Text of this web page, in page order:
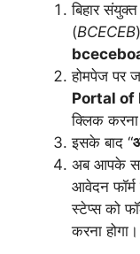
बिहार संयुक्त
(BCECEB
होमपेज पर
Portal of
क्लिक करना
इसके बाद “
अब आपके
आवेदन
स्टेप्स को
करना होगा।